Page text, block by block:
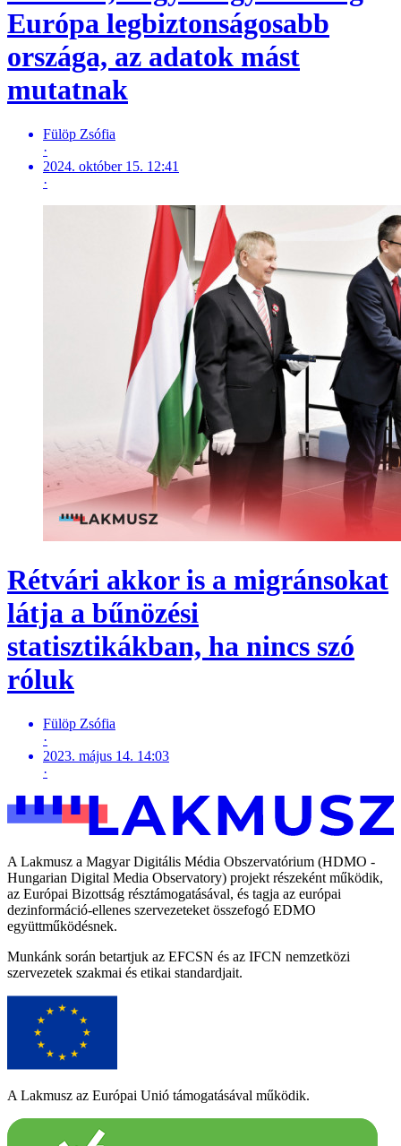
Európa legbiztonságosabb
országa, az adatok mást
mutatnak
Fülöp Zsófia
·
2024. október 15. 12:41
·
Rétvári akkor is a migránsokat
látja a bűnözési
statisztikákban, ha nincs szó
róluk
Fülöp Zsófia
·
2023. május 14. 14:03
·
A Lakmusz a Magyar Digitális Média Obszervatórium (HDMO -
Hungarian Digital Media Observatory) projekt részeként működik,
az Európai Bizottság résztámogatásával, és tagja az európai
dezinformáció-ellenes szervezeteket összefogó EDMO
együttműködésnek.
Munkánk során betartjuk az EFCSN és az IFCN nemzetközi
szervezetek szakmai és etikai standardjait.
A Lakmusz az Európai Unió támogatásával működik.